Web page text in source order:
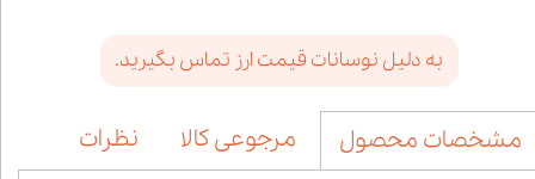
به دلیل نوسانات قیمت ارز تماس بگیرید.
مشخصات محصول مرجوعی کالا نظرات